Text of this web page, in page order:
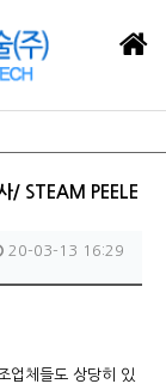
/ STEAM PEELE
20-03-13 16:29
업체들도 상당히 있